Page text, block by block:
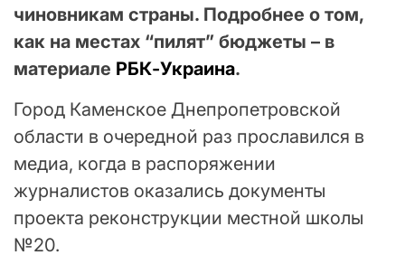
чиновникам страны. Подробнее о том,
как на местах “пилят” бюджеты – в
материале РБК-Украина.
Город Каменское Днепропетровской
области в очередной раз прославился в
медиа, когда в распоряжении
журналистов оказались документы
проекта реконструкции местной школы
№20.